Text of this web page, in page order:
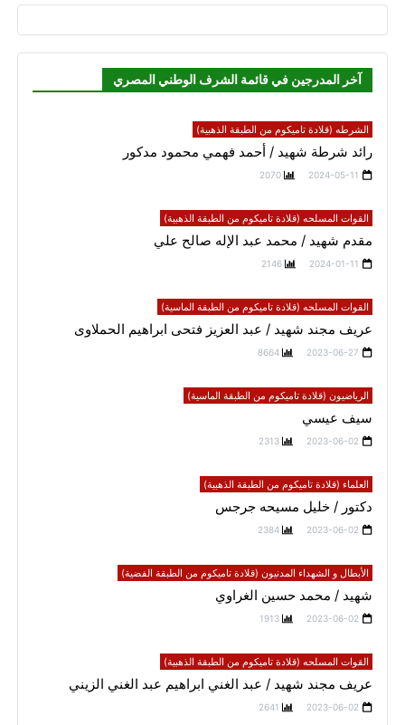
آخر المدرجين في قائمة الشرف الوطني المصري
الشرطه (قلادة تاميكوم من الطبقة الذهبية)
رائد شرطة شهيد / أحمد فهمي محمود مدكور
2024-05-11
2070
القوات المسلحه (قلادة تاميكوم من الطبقة الذهبية)
مقدم شهيد / محمد عبد الإله صالح علي
2024-01-11
2146
القوات المسلحه (قلادة تاميكوم من الطبقة الماسية)
عريف مجند شهيد / عبد العزيز فتحى ابراهيم الحملاوى
2023-06-27
8664
الرياضيون (قلادة تاميكوم من الطبقة الماسية)
سيف عيسي
2023-06-02
2313
العلماء (قلادة تاميكوم من الطبقة الذهبية)
دكتور / خليل مسيحه جرجس
2023-06-02
2384
الأبطال و الشهداء المدنيون (قلادة تاميكوم من الطبقة الفضية)
شهيد / محمد حسين الغراوي
2023-06-02
1913
القوات المسلحه (قلادة تاميكوم من الطبقة الذهبية)
عريف مجند شهيد / عبد الغني ابراهيم عبد الغني الزيني
2023-06-02
2641